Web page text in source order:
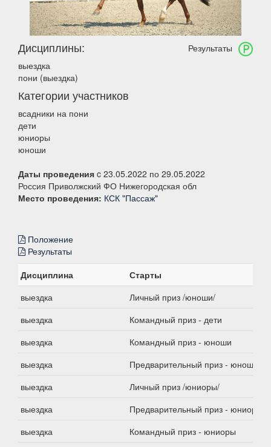
Результаты
Дисциплины:
выездка
пони (выездка)
Категории участников
всадники на пони
дети
юниоры
юноши
Даты проведения c 23.05.2022 по 29.05.2022
Россия Приволжский ФО Нижегородская обл
Место проведения: КСК "Пассаж"
Положение
Результаты
Дисциплина
Старты
выездка
Личный приз /юноши/
выездка
Командный приз - дети
выездка
Командный приз - юноши
выездка
Предварительный приз - юноши
выездка
Личный приз /юниоры/
выездка
Предварительный приз - юниоры
выездка
Командный приз - юниоры